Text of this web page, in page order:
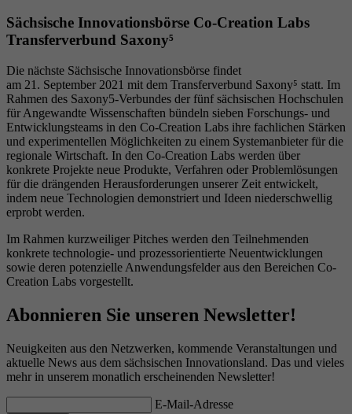
Sächsische Innovationsbörse Co-Creation Labs
Transferverbund Saxony⁵
Die nächste Sächsische Innovationsbörse findet
am 21. September 2021 mit dem Transferverbund Saxony⁵ statt. Im
Rahmen des Saxony5-Verbundes der fünf sächsischen Hochschulen
für Angewandte Wissenschaften bündeln sieben Forschungs- und
Entwicklungsteams in den Co-Creation Labs ihre fachlichen Stärken
und experimentellen Möglichkeiten zu einem Systemanbieter für die
regionale Wirtschaft. In den Co-Creation Labs werden über
konkrete Projekte neue Produkte, Verfahren oder Problemlösungen
für die drängenden Herausforderungen unserer Zeit entwickelt,
indem neue Technologien demonstriert und Ideen niederschwellig
erprobt werden.
Im Rahmen kurzweiliger Pitches werden den Teilnehmenden
konkrete technologie- und prozessorientierte Neuentwicklungen
sowie deren potenzielle Anwendungsfelder aus den Bereichen Co-
Creation Labs vorgestellt.
Abonnieren Sie unseren Newsletter!
Neuigkeiten aus den Netzwerken, kommende Veranstaltungen und
aktuelle News aus dem sächsischen Innovationsland. Das und vieles
mehr in unserem monatlich erscheinenden Newsletter!
E-Mail-Adresse